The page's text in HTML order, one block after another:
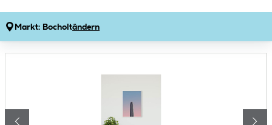
Markt: Bocholtändern
Artikelnummer: 124388